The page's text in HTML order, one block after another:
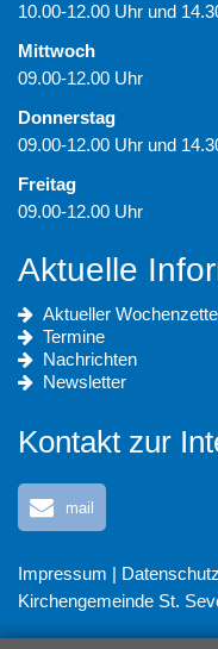
10.00-12.00 Uhr und
Mittwoch
09.00-12.00 Uhr
Donnerstag
09.00-12.00 Uhr und
Freitag
09.00-12.00 Uhr
Aktuelle
Aktueller
Termine
Nachrichten
Newsletter
Kontakt zur
mail
Impressum | Datenschutz
Kirchengemeinde St.